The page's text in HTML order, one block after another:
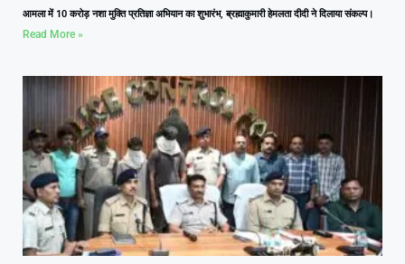
आमला में 10 करोड़ नशा मुक्ति प्रतिज्ञा अभियान का शुभारंभ, ब्रह्माकुमारी हेमलता दीदी ने दिलाया संकल्प।
Read More »